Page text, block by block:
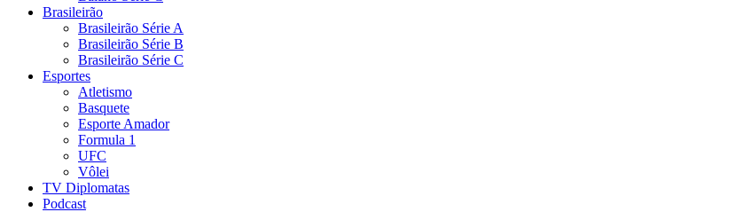
Brasileirão
Brasileirão Série A
Brasileirão Série B
Brasileirão Série C
Esportes
Atletismo
Basquete
Esporte Amador
Formula 1
UFC
Vôlei
TV Diplomatas
Podcast